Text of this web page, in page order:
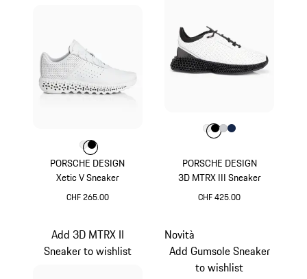
PORSCHE DESIGN
Xetic V Sneaker
CHF 265.00
Colore
ColoreColore
PORSCHE DESIGN
3D MTRX III Sneaker
CHF 425.00
Colore
ColoreBianco
Colore
ColoreColore
Add 3D MTRX II
Sneaker to wishlist
Novità
Add Gumsole Sneaker
to wishlist